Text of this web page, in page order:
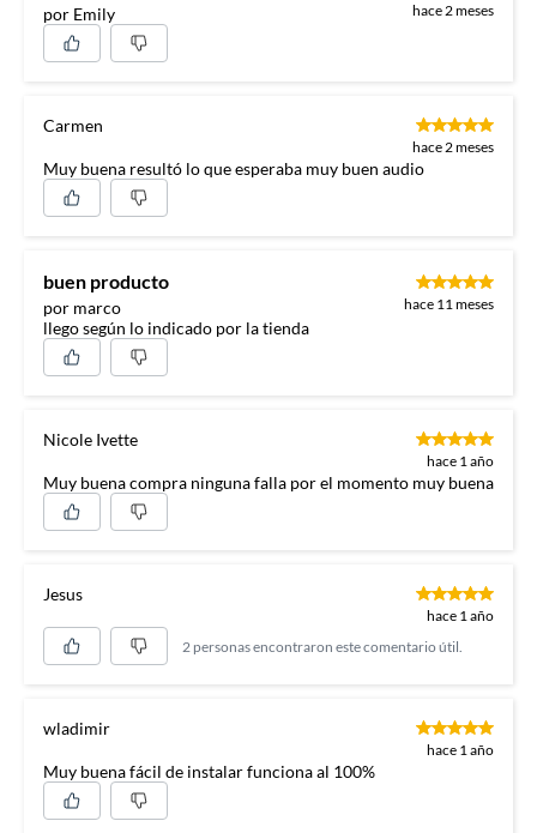
por Emily hace 2 meses
Carmen
hace 2 meses
Muy buena resultó lo que esperaba muy buen audio
buen producto
por marco hace 11 meses
llego según lo indicado por la tienda
Nicole Ivette
hace 1 año
Muy buena compra ninguna falla por el momento muy buena
Jesus
hace 1 año
2 personas encontraron este comentario útil.
wladimir
hace 1 año
Muy buena fácil de instalar funciona al 100%